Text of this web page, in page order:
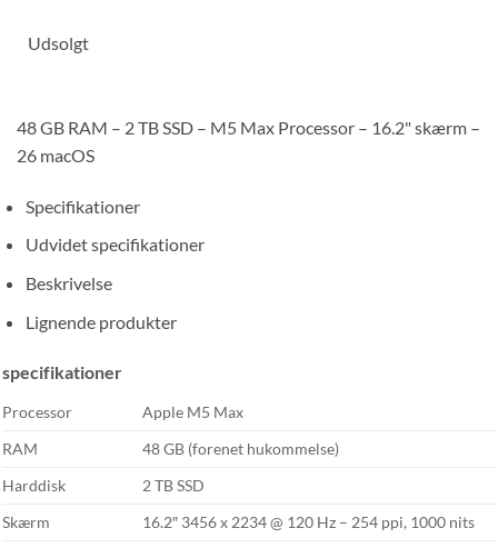
Udsolgt
48 GB RAM – 2 TB SSD – M5 Max Processor – 16.2" skærm –
26 macOS
Specifikationer
Udvidet specifikationer
Beskrivelse
Lignende produkter
specifikationer
Processor
Apple M5 Max
RAM
48 GB (forenet hukommelse)
Harddisk
2 TB SSD
Skærm
16.2″ 3456 x 2234 @ 120 Hz – 254 ppi, 1000 nits